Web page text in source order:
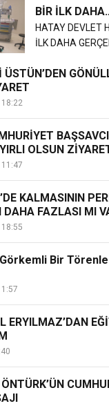
Türk Milletinin Özgürlük
ÖNTÜRK’ÜN
BAYRAMI MESAJI
VERGİSİ ERTELENDİ
BAŞKAN EMRAH
SEVGİ SELİ
ÜSTÜN’DEN
Müdürü Hasan
Görüşmede
finansal d...
BİR İLK DAHA
HATAY DEVLET
İLK DAHA
uygulanan ve
başarılı bir o...
OLSUN
KALMASININ
DAHA FAZLASI MI
Görkemli Bir
ERYILMAZ’DAN